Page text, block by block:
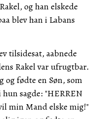
og han elskede
blev han i Labans
tilsidesat, aabnede
Rakel var ufrugtbar.
og fødte en Søn, som
sagde: "HERREN
min Mand elske mig!"